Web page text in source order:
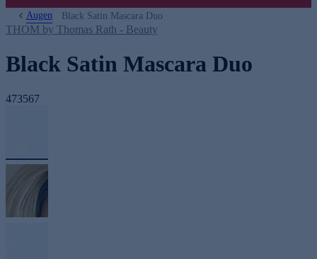
Augen Black Satin Mascara Duo
THOM by Thomas Rath - Beauty
Black Satin Mascara Duo
473567